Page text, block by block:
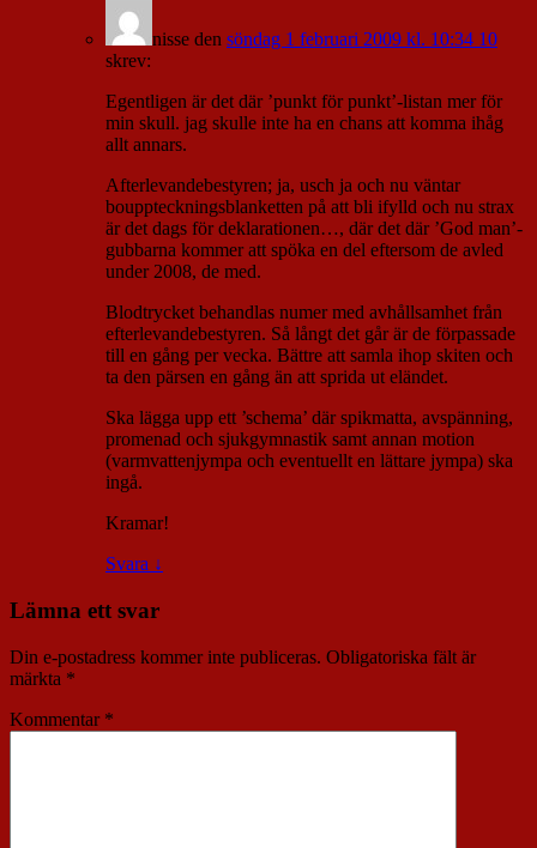
nisse den söndag 1 februari 2009 kl. 10:34 10
skrev:
Egentligen är det där ’punkt för punkt’-listan mer för
min skull. jag skulle inte ha en chans att komma ihåg
allt annars.
Afterlevandebestyren; ja, usch ja och nu väntar
bouppteckningsblanketten på att bli ifylld och nu strax
är det dags för deklarationen…, där det där ’God man’-
gubbarna kommer att spöka en del eftersom de avled
under 2008, de med.
Blodtrycket behandlas numer med avhållsamhet från
efterlevandebestyren. Så långt det går är de förpassade
till en gång per vecka. Bättre att samla ihop skiten och
ta den pärsen en gång än att sprida ut eländet.
Ska lägga upp ett ’schema’ där spikmatta, avspänning,
promenad och sjukgymnastik samt annan motion
(varmvattenjympa och eventuellt en lättare jympa) ska
ingå.
Kramar!
Svara ↓
Lämna ett svar
Din e-postadress kommer inte publiceras. Obligatoriska fält är
märkta *
Kommentar *